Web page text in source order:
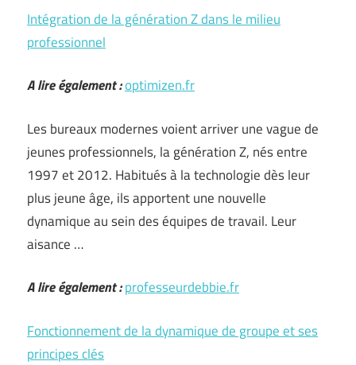
Intégration de la génération Z dans le milieu
professionnel
A lire également :optimizen.fr
Les bureaux modernes voient arriver une vague de
jeunes professionnels, la génération Z, nés entre
1997 et 2012. Habitués à la technologie dès leur
plus jeune âge, ils apportent une nouvelle
dynamique au sein des équipes de travail. Leur
aisance …
A lire également :professeurdebbie.fr
Fonctionnement de la dynamique de groupe et ses
principes clés